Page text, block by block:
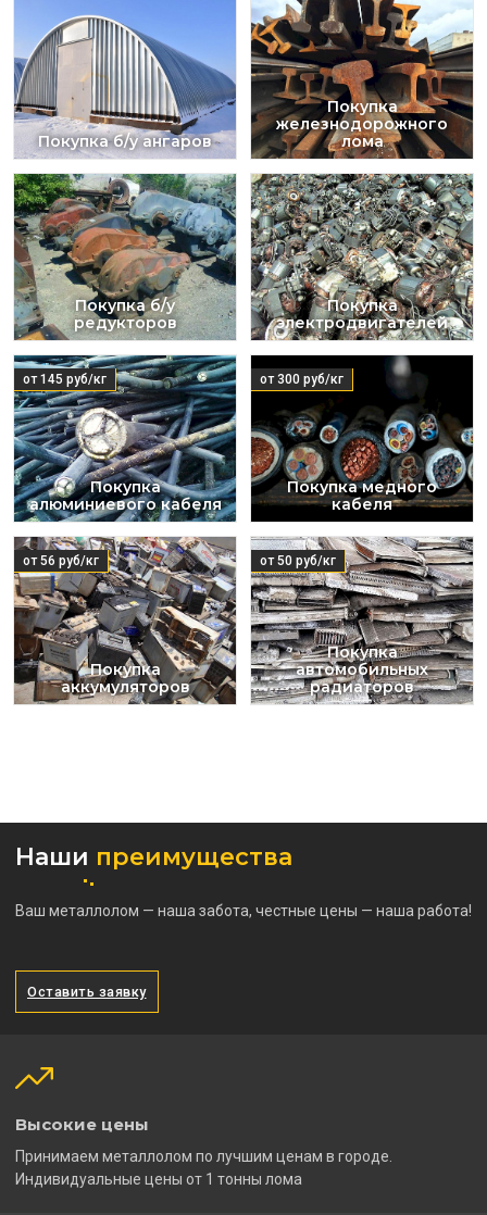
Покупка б/у ангаров
Покупка
железнодорожного
лома
Покупка б/у
редукторов
Покупка
электродвигателей
Покупка
алюминиевого кабеля
от 145 руб/кг
Покупка медного
кабеля
от 300 руб/кг
Покупка
аккумуляторов
от 56 руб/кг
Покупка
автомобильных
радиаторов
от 50 руб/кг
Наши преимущества
Ваш металлолом — наша забота, честные цены — наша работа!
Оставить заявку
Высокие цены
Принимаем металлолом по лучшим ценам в городе.
Индивидуальные цены от 1 тонны лома